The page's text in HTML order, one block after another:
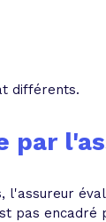
différents.
par
pas